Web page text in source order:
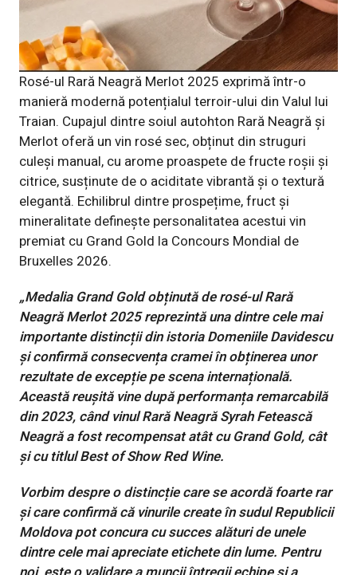
Rosé-ul Rară Neagră Merlot 2025 exprimă într-o
manieră modernă potențialul terroir-ului din Valul lui
Traian. Cupajul dintre soiul autohton Rară Neagră și
Merlot oferă un vin rosé sec, obținut din struguri
culeși manual, cu arome proaspete de fructe roșii și
citrice, susținute de o aciditate vibrantă și o textură
elegantă. Echilibrul dintre prospețime, fruct și
mineralitate definește personalitatea acestui vin
premiat cu Grand Gold la Concours Mondial de
Bruxelles 2026.
„Medalia Grand Gold obținută de rosé-ul Rară
Neagră Merlot 2025 reprezintă una dintre cele mai
importante distincții din istoria Domeniile Davidescu
și confirmă consecvența cramei în obținerea unor
rezultate de excepție pe scena internațională.
Această reușită vine după performanța remarcabilă
din 2023, când vinul Rară Neagră Syrah Fetească
Neagră a fost recompensat atât cu Grand Gold, cât
și cu titlul Best of Show Red Wine.
Vorbim despre o distincție care se acordă foarte rar
și care confirmă că vinurile create în sudul Republicii
Moldova pot concura cu succes alături de unele
dintre cele mai apreciate etichete din lume. Pentru